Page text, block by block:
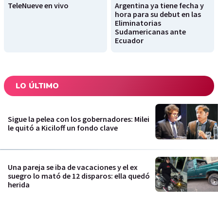
TeleNueve en vivo
Argentina ya tiene fecha y
hora para su debut en las
Eliminatorias
Sudamericanas ante
Ecuador
LO ÚLTIMO
Sigue la pelea con los gobernadores: Milei
le quitó a Kiciloff un fondo clave
Una pareja se iba de vacaciones y el ex
suegro lo mató de 12 disparos: ella quedó
herida